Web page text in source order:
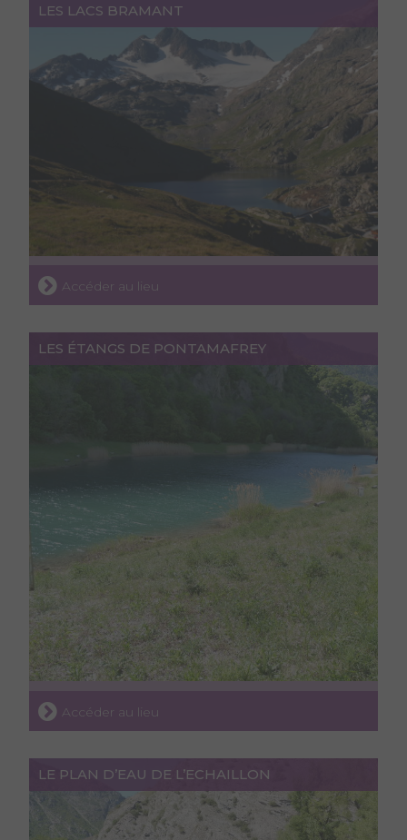
LES LACS BRAMANT
Accéder au lieu
LES ÉTANGS DE PONTAMAFREY
Accéder au lieu
LE PLAN D’EAU DE L’ECHAILLON